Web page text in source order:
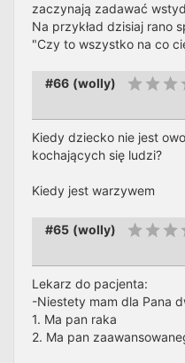
zaczynają zadawać
Na przykład dzisiaj rano
"Czy to wszystko na co
#66 (wolly)
Kiedy dziecko nie jest
kochających się ludzi?
Kiedy jest warzywem
#65 (wolly)
Lekarz do pacjenta:
-Niestety mam dla Pana
1. Ma pan raka
2. Ma pan